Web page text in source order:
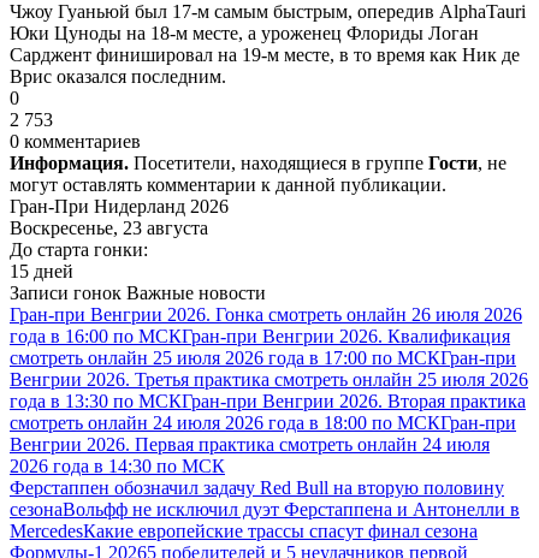
Чжоу Гуаньюй был 17-м самым быстрым, опередив AlphaTauri
Юки Цуноды на 18-м месте, а уроженец Флориды Логан
Сарджент финишировал на 19-м месте, в то время как Ник де
Врис оказался последним.
0
2 753
0 комментариев
Информация. Посетители, находящиеся в группе Гости, не
могут оставлять комментарии к данной публикации.
Гран-При Нидерланд 2026
Воскресенье, 23 августа
До старта гонки:
15 дней
Записи гонок Важные новости
Гран-при Венгрии 2026. Гонка смотреть онлайн 26 июля 2026
года в 16:00 по МСКГран-при Венгрии 2026. Квалификация
смотреть онлайн 25 июля 2026 года в 17:00 по МСКГран-при
Венгрии 2026. Третья практика смотреть онлайн 25 июля 2026
года в 13:30 по МСКГран-при Венгрии 2026. Вторая практика
смотреть онлайн 24 июля 2026 года в 18:00 по МСКГран-при
Венгрии 2026. Первая практика смотреть онлайн 24 июля
2026 года в 14:30 по МСК
Ферстаппен обозначил задачу Red Bull на вторую половину
сезонаВольфф не исключил дуэт Ферстаппена и Антонелли в
MercedesКакие европейские трассы спасут финал сезона
Формулы-1 20265 победителей и 5 неудачников первой